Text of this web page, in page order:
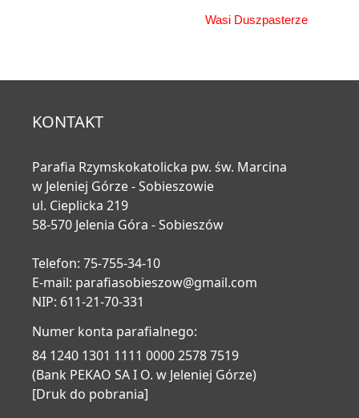
Wasi Duszpasterze
KONTAKT
Parafia Rzymskokatolicka pw. św. Marcina
w Jeleniej Górze - Sobieszowie
ul. Cieplicka 219
58-570 Jelenia Góra - Sobieszów
Telefon: 75-755-34-10
E-mail: parafiasobieszow@gmail.com
NIP: 611-21-70-331
Numer konta parafialnego:
84 1240 1301 1111 0000 2578 7519
(Bank PEKAO SA I O. w Jeleniej Górze)
[Druk do pobrania]